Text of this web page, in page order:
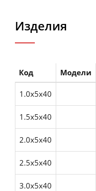
Изделия
Код Модели
1.0x5x40
1.5x5x40
2.0x5x40
2.5x5x40
3.0x5x40